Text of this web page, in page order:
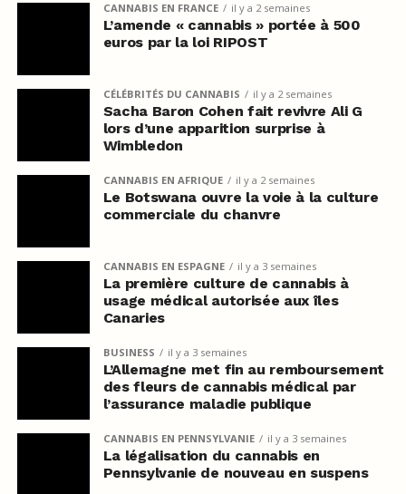
CANNABIS EN FRANCE il y a 2 semaines
L’amende « cannabis » portée à 500
euros par la loi RIPOST
CÉLÉBRITÉS DU CANNABIS il y a 2 semaines
Sacha Baron Cohen fait revivre Ali G
lors d’une apparition surprise à
Wimbledon
CANNABIS EN AFRIQUE il y a 2 semaines
Le Botswana ouvre la voie à la culture
commerciale du chanvre
CANNABIS EN ESPAGNE il y a 3 semaines
La première culture de cannabis à
usage médical autorisée aux îles
Canaries
BUSINESS il y a 3 semaines
L’Allemagne met fin au remboursement
des fleurs de cannabis médical par
l’assurance maladie publique
CANNABIS EN PENNSYLVANIE il y a 3 semaines
La légalisation du cannabis en
Pennsylvanie de nouveau en suspens